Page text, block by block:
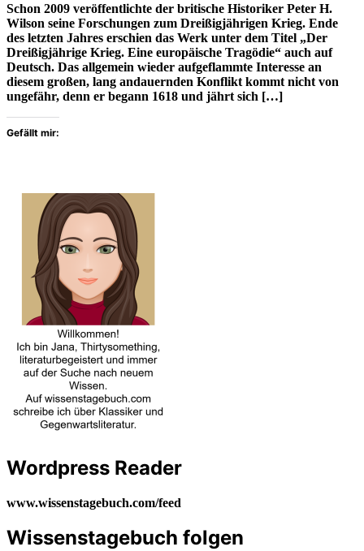
Schon 2009 veröffentlichte der britische Historiker Peter H.
Wilson seine Forschungen zum Dreißigjährigen Krieg. Ende
des letzten Jahres erschien das Werk unter dem Titel „Der
Dreißigjährige Krieg. Eine europäische Tragödie“ auch auf
Deutsch. Das allgemein wieder aufgeflammte Interesse an
diesem großen, lang andauernden Konflikt kommt nicht von
ungefähr, denn er begann 1618 und jährt sich […]
Gefällt mir:
Wordpress Reader
www.wissenstagebuch.com/feed
Wissenstagebuch folgen